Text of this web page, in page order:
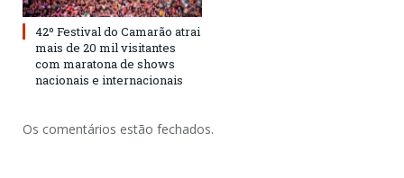
42º Festival do Camarão atrai
mais de 20 mil visitantes
com maratona de shows
nacionais e internacionais
Os comentários estão fechados.